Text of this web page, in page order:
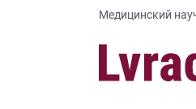
Медицинский